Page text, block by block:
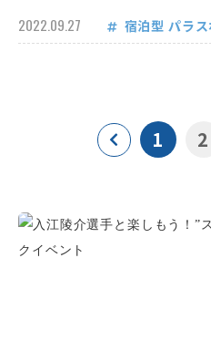
2022.09.27 宿泊型 パラ
1 2